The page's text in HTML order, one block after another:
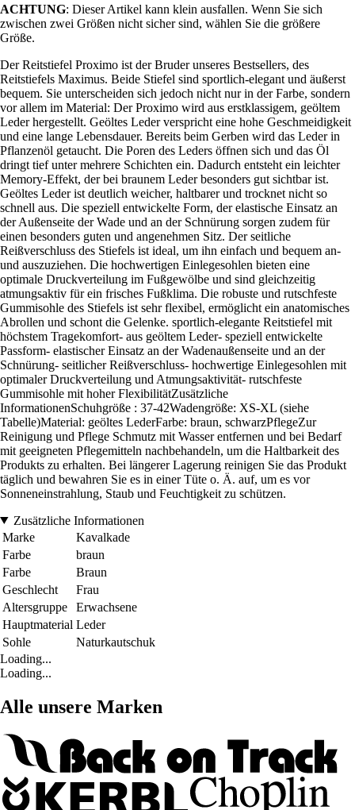
ACHTUNG: Dieser Artikel kann klein ausfallen. Wenn Sie sich
zwischen zwei Größen nicht sicher sind, wählen Sie die größere
Größe.
Der Reitstiefel Proximo ist der Bruder unseres Bestsellers, des
Reitstiefels Maximus. Beide Stiefel sind sportlich-elegant und äußerst
bequem. Sie unterscheiden sich jedoch nicht nur in der Farbe, sondern
vor allem im Material: Der Proximo wird aus erstklassigem, geöltem
Leder hergestellt. Geöltes Leder verspricht eine hohe Geschmeidigkeit
und eine lange Lebensdauer. Bereits beim Gerben wird das Leder in
Pflanzenöl getaucht. Die Poren des Leders öffnen sich und das Öl
dringt tief unter mehrere Schichten ein. Dadurch entsteht ein leichter
Memory-Effekt, der bei braunem Leder besonders gut sichtbar ist.
Geöltes Leder ist deutlich weicher, haltbarer und trocknet nicht so
schnell aus. Die speziell entwickelte Form, der elastische Einsatz an
der Außenseite der Wade und an der Schnürung sorgen zudem für
einen besonders guten und angenehmen Sitz. Der seitliche
Reißverschluss des Stiefels ist ideal, um ihn einfach und bequem an-
und auszuziehen. Die hochwertigen Einlegesohlen bieten eine
optimale Druckverteilung im Fußgewölbe und sind gleichzeitig
atmungsaktiv für ein frisches Fußklima. Die robuste und rutschfeste
Gummisohle des Stiefels ist sehr flexibel, ermöglicht ein anatomisches
Abrollen und schont die Gelenke. sportlich-elegante Reitstiefel mit
höchstem Tragekomfort- aus geöltem Leder- speziell entwickelte
Passform- elastischer Einsatz an der Wadenaußenseite und an der
Schnürung- seitlicher Reißverschluss- hochwertige Einlegesohlen mit
optimaler Druckverteilung und Atmungsaktivität- rutschfeste
Gummisohle mit hoher FlexibilitätZusätzliche
InformationenSchuhgröße : 37-42Wadengröße: XS-XL (siehe
Tabelle)Material: geöltes LederFarbe: braun, schwarzPflegeZur
Reinigung und Pflege Schmutz mit Wasser entfernen und bei Bedarf
mit geeigneten Pflegemitteln nachbehandeln, um die Haltbarkeit des
Produkts zu erhalten. Bei längerer Lagerung reinigen Sie das Produkt
täglich und bewahren Sie es in einer Tüte o. Ä. auf, um es vor
Sonneneinstrahlung, Staub und Feuchtigkeit zu schützen.
Zusätzliche Informationen
Marke
Kavalkade
Farbe
braun
Farbe
Braun
Geschlecht
Frau
Altersgruppe
Erwachsene
Hauptmaterial Leder
Sohle
Naturkautschuk
Loading...
Loading...
Alle unsere Marken